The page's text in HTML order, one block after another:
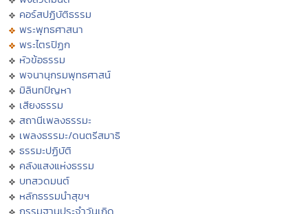
คอร์สปฏิบัติธรรม
พระพุทธศาสนา
พระไตรปิฏก
หัวข้อธรรม
พจนานุกรมพุทธศาสน์
มิลินทปัญหา
เสียงธรรม
สถานีเพลงธรรมะ
เพลงธรรมะ/ดนตรีสมาธิ
ธรรมะปฏิบัติ
คลังแสงแห่งธรรม
บทสวดมนต์
หลักธรรมนำสุขฯ
กรรมฐานประจำวันเกิด